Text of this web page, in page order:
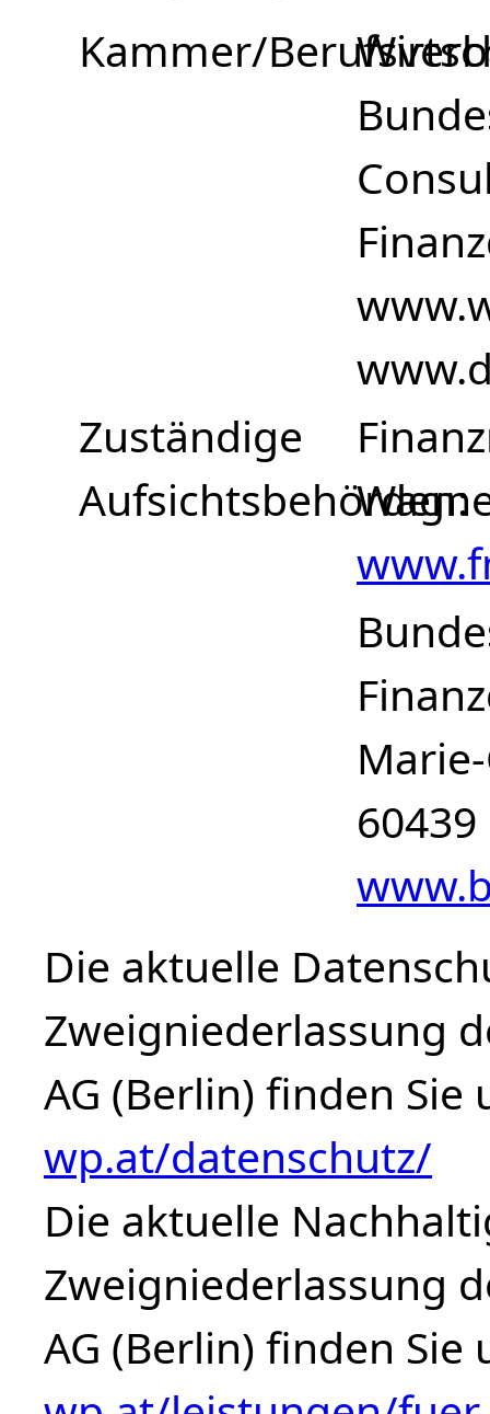
Kammer/
Zuständige
Aufsichtsbehörden
Die aktuelle
Zweigniederlassung
AG (Berlin) finden
wp.at/datenschutz/
Die aktuelle
Zweigniederlassung
AG (Berlin) finden